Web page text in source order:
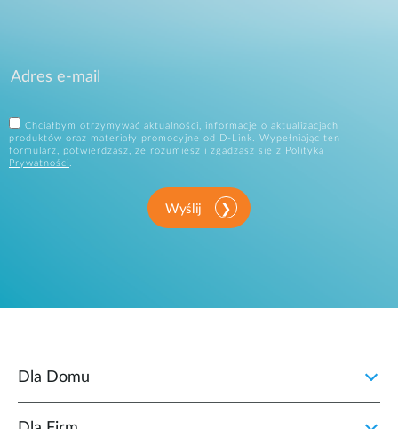
Chciałbym otrzymywać aktualności, informacje o aktualizacjach
produktów oraz materiały promocyjne od D-Link. Wypełniając ten
formularz, potwierdzasz, że rozumiesz i zgadzasz się z
Polityką
Prywatności.
Wyślij
Dla Domu